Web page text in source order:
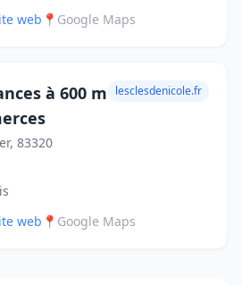
web 📍 Google Maps
à 600 m
83320
lesclesdenicole.fr
web 📍 Google Maps